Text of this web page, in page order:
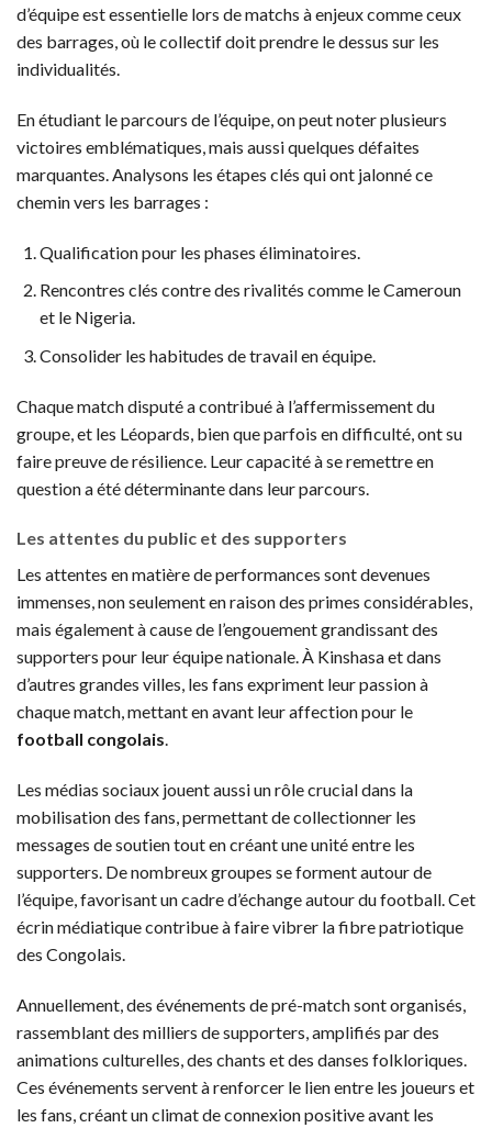
d’équipe est essentielle lors de matchs à enjeux comme ceux
des barrages, où le collectif doit prendre le dessus sur les
individualités.
En étudiant le parcours de l’équipe, on peut noter plusieurs
victoires emblématiques, mais aussi quelques défaites
marquantes. Analysons les étapes clés qui ont jalonné ce
chemin vers les barrages :
Qualification pour les phases éliminatoires.
Rencontres clés contre des rivalités comme le Cameroun
et le Nigeria.
Consolider les habitudes de travail en équipe.
Chaque match disputé a contribué à l’affermissement du
groupe, et les Léopards, bien que parfois en difficulté, ont su
faire preuve de résilience. Leur capacité à se remettre en
question a été déterminante dans leur parcours.
Les attentes du public et des supporters
Les attentes en matière de performances sont devenues
immenses, non seulement en raison des primes considérables,
mais également à cause de l’engouement grandissant des
supporters pour leur équipe nationale. À Kinshasa et dans
d’autres grandes villes, les fans expriment leur passion à
chaque match, mettant en avant leur affection pour le
football congolais.
Les médias sociaux jouent aussi un rôle crucial dans la
mobilisation des fans, permettant de collectionner les
messages de soutien tout en créant une unité entre les
supporters. De nombreux groupes se forment autour de
l’équipe, favorisant un cadre d’échange autour du football. Cet
écrin médiatique contribue à faire vibrer la fibre patriotique
des Congolais.
Annuellement, des événements de pré-match sont organisés,
rassemblant des milliers de supporters, amplifiés par des
animations culturelles, des chants et des danses folkloriques.
Ces événements servent à renforcer le lien entre les joueurs et
les fans, créant un climat de connexion positive avant les